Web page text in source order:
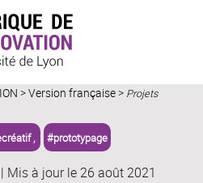
>Version française> Projets
, #prototypage
| Mis à jour le 26 août 2021